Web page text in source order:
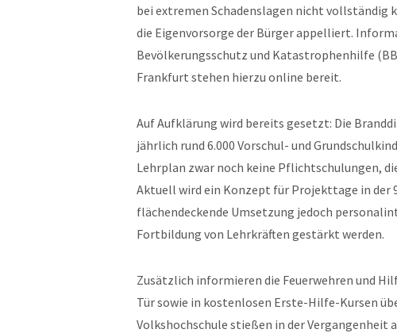
bei extremen Schadenslagen nicht vollständig
die Eigenvorsorge der Bürger appelliert.
Bevölkerungsschutz und Katastrophenhilfe
Frankfurt stehen hierzu online bereit.
Auf Aufklärung wird bereits gesetzt: Die
jährlich rund 6.000 Vorschul- und
Lehrplan zwar noch keine Pflichtschulungen,
Aktuell wird ein Konzept für Projekttage in der
flächendeckende Umsetzung jedoch
Fortbildung von Lehrkräften gestärkt werden.
Zusätzlich informieren die Feuerwehren und
Tür sowie in kostenlosen Erste-Hilfe-Kursen
Volkshochschule stießen in der